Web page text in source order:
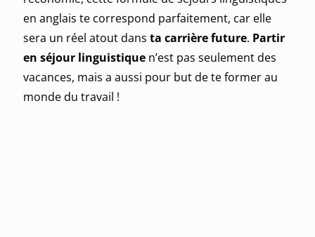
en anglais te correspond parfaitement, car elle
sera un réel atout dans ta carrière future. Partir
en séjour linguistique n’est pas seulement des
vacances, mais a aussi pour but de te former au
monde du travail !